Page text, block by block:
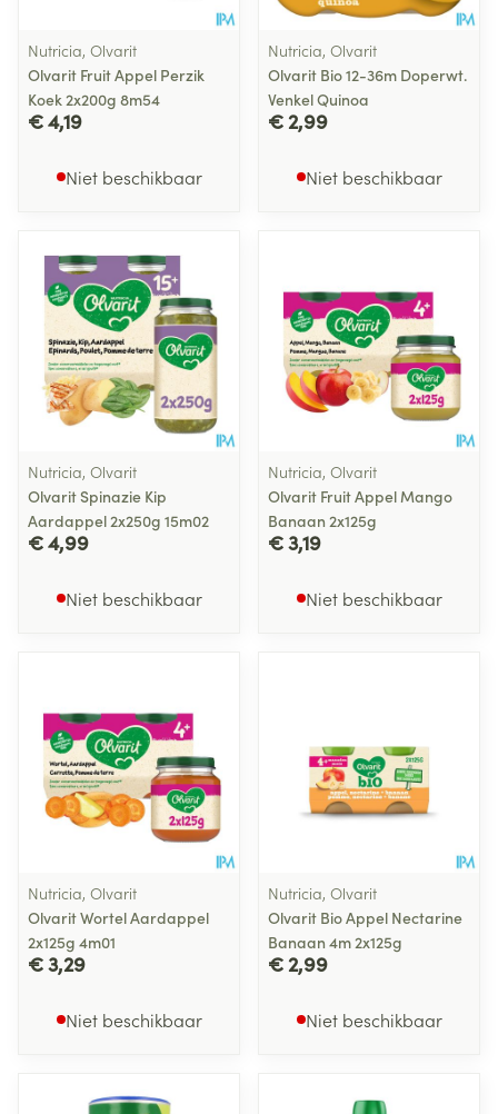
Nutricia, Olvarit
Olvarit Fruit Appel Perzik
Koek 2x200g 8m54
€ 4,19
Niet beschikbaar
Nutricia, Olvarit
Olvarit Bio 12-36m Doperwt.
Venkel Quinoa
€ 2,99
Niet beschikbaar
Nutricia, Olvarit
Olvarit Spinazie Kip
Aardappel 2x250g 15m02
€ 4,99
Niet beschikbaar
Nutricia, Olvarit
Olvarit Fruit Appel Mango
Banaan 2x125g
€ 3,19
Niet beschikbaar
Nutricia, Olvarit
Olvarit Wortel Aardappel
2x125g 4m01
€ 3,29
Niet beschikbaar
Nutricia, Olvarit
Olvarit Bio Appel Nectarine
Banaan 4m 2x125g
€ 2,99
Niet beschikbaar